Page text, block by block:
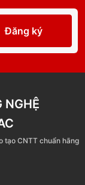
Đăng ký
NGHỆ
tạo CNTT chuẩn hãng